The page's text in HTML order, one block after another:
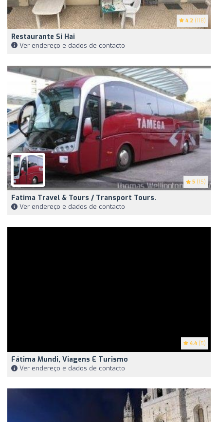
4.2 (118)
Restaurante Si Hai
Ver endereço e dados de contacto
5 (15)
Fatima Travel & Tours / Transport Tours.
Ver endereço e dados de contacto
4.4 (5)
Fátima Mundi, Viagens E Turismo
Ver endereço e dados de contacto